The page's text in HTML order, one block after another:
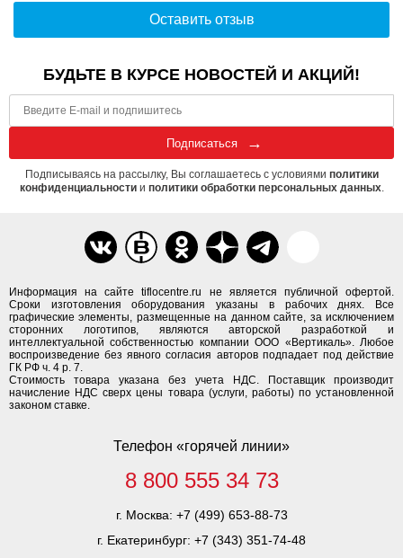
Оставить отзыв
Информация на сайте tiflocentre.ru не является публичной офертой.
Сроки изготовления оборудования указаны в рабочих днях. Все
графические элементы, размещенные на данном сайте, за исключением
сторонних логотипов, являются авторской разработкой и
интеллектуальной собственностью компании ООО «Вертикаль». Любое
воспроизведение без явного согласия авторов подпадает под действие
ГК РФ ч. 4 р. 7.
Стоимость товара указана без учета НДС. Поставщик производит
начисление НДС сверх цены товара (услуги, работы) по установленной
законом ставке.
Телефон «горячей линии»
8 800 555 34 73
г. Москва: +7 (499) 653-88-73
г. Екатеринбург: +7 (343) 351-74-48
БУДЬТЕ В КУРСЕ НОВОСТЕЙ И АКЦИЙ!
Подписаться
Подписываясь на рассылку, Вы соглашаетесь с условиями политики
конфиденциальностии политики обработки персональных данных.